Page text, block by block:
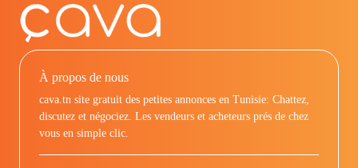
À propos de nous
cava.tn site gratuit des petites annonces en Tunisie: Chattez,
discutez et négociez. Les vendeurs et acheteurs prés de chez
vous en simple clic.